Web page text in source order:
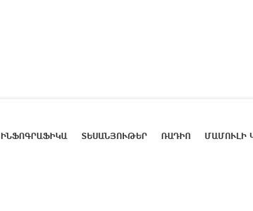
ԻՆՖՈԳՐԱՖԻԿԱ ՏԵՍԱՆՅՈՒԹԵՐ ՌԱԴԻՈ ՄԱՄՈՒԼԻ